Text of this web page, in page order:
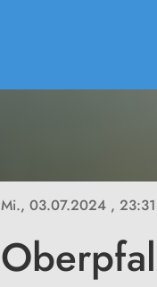
Mi., 03.07.2024 ,